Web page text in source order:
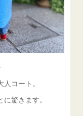
コート。
驚きます。